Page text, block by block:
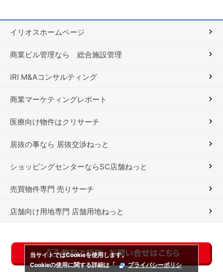
イリオスホームページ
商業ビル管理なら 総合施設管理
IRI M&Aコンサルティング
商業マーケティングレポート
医療向け物件はクリサーチ
居抜の事なら 居抜交渉ねっと
ショッピングセンターならSC店舗ねっと
売買物件専門 売りサーチ
店舗向け用地専門 店舗用地ねっと
当サイトではCookieを使用します。
Cookieの使用に関する詳細は「
プライバシーポリシ